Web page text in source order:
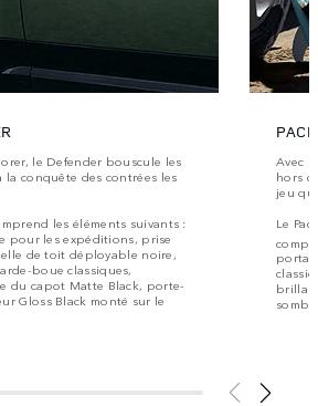
le Defender bouscule les
conquête des contrées les
les éléments suivants :
pour les expéditions, prise
de toit déployable noire,
boue classiques,
du capot Matte Black, porte-
Gloss Black monté sur le
Avec
hors
jeu
Le